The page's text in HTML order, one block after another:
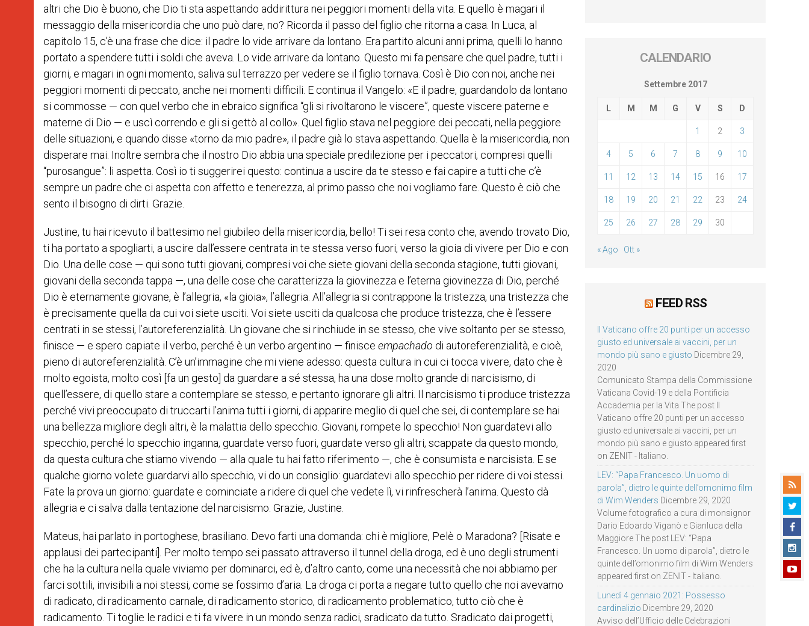
altri che Dio è buono, che Dio ti sta aspettando addirittura nei peggiori momenti della vita. E quello è magari il
messaggio della misericordia che uno può dare, no? Ricorda il passo del figlio che ritorna a casa. In Luca, al
capitolo 15, c’è una frase che dice: il padre lo vide arrivare da lontano. Era partito alcuni anni prima, quelli lo hanno
portato a spendere tutti i soldi che aveva. Lo vide arrivare da lontano. Questo mi fa pensare che quel padre, tutti i
giorni, e magari in ogni momento, saliva sul terrazzo per vedere se il figlio tornava. Così è Dio con noi, anche nei
peggiori momenti di peccato, anche nei momenti difficili. E continua il Vangelo: «E il padre, guardandolo da lontano
si commosse — con quel verbo che in ebraico significa “gli si rivoltarono le viscere”, queste viscere paterne e
materne di Dio — e uscì correndo e gli si gettò al collo». Quel figlio stava nel peggiore dei peccati, nella peggiore
delle situazioni, e quando disse «torno da mio padre», il padre già lo stava aspettando. Quella è la misericordia, non
disperare mai. Inoltre sembra che il nostro Dio abbia una speciale predilezione per i peccatori, compresi quelli
“purosangue”: li aspetta. Così io ti suggerirei questo: continua a uscire da te stesso e fai capire a tutti che c’è
sempre un padre che ci aspetta con affetto e tenerezza, al primo passo che noi vogliamo fare. Questo è ciò che
sento il bisogno di dirti. Grazie.
Justine, tu hai ricevuto il battesimo nel giubileo della misericordia, bello! Ti sei resa conto che, avendo trovato Dio,
ti ha portato a spogliarti, a uscire dall’essere centrata in te stessa verso fuori, verso la gioia di vivere per Dio e con
Dio. Una delle cose — qui sono tutti giovani, compresi voi che siete giovani della seconda stagione, tutti giovani,
giovani della seconda tappa —, una delle cose che caratterizza la giovinezza e l’eterna giovinezza di Dio, perché
Dio è eternamente giovane, è l’allegria, «la gioia», l’allegria. All’allegria si contrappone la tristezza, una tristezza che
è precisamente quella da cui voi siete usciti. Voi siete usciti da qualcosa che produce tristezza, che è l’essere
centrati in se stessi, l’autoreferenzialità. Un giovane che si rinchiude in se stesso, che vive soltanto per se stesso,
finisce — e spero capiate il verbo, perché è un verbo argentino — finisce empachado di autoreferenzialità, e cioè,
pieno di autoreferenzialità. C’è un’immagine che mi viene adesso: questa cultura in cui ci tocca vivere, dato che è
molto egoista, molto così [fa un gesto] da guardare a sé stessa, ha una dose molto grande di narcisismo, di
quell’essere, di quello stare a contemplare se stesso, e pertanto ignorare gli altri. Il narcisismo ti produce tristezza
perché vivi preoccupato di truccarti l’anima tutti i giorni, di apparire meglio di quel che sei, di contemplare se hai
una bellezza migliore degli altri, è la malattia dello specchio. Giovani, rompete lo specchio! Non guardatevi allo
specchio, perché lo specchio inganna, guardate verso fuori, guardate verso gli altri, scappate da questo mondo,
da questa cultura che stiamo vivendo — alla quale tu hai fatto riferimento —, che è consumista e narcisista. E se
qualche giorno volete guardarvi allo specchio, vi do un consiglio: guardatevi allo specchio per ridere di voi stessi.
Fate la prova un giorno: guardate e cominciate a ridere di quel che vedete lì, vi rinfrescherà l’anima. Questo dà
allegria e ci salva dalla tentazione del narcisismo. Grazie, Justine.
Mateus, hai parlato in portoghese, brasiliano. Devo farti una domanda: chi è migliore, Pelè o Maradona? [Risate e
applausi dei partecipanti]. Per molto tempo sei passato attraverso il tunnel della droga, ed è uno degli strumenti
che ha la cultura nella quale viviamo per dominarci, ed è, d’altro canto, come una necessità che noi abbiamo per
farci sottili, invisibili a noi stessi, come se fossimo d’aria. La droga ci porta a negare tutto quello che noi avevamo
di radicato, di radicamento carnale, di radicamento storico, di radicamento problematico, tutto ciò che è
radicamento. Ti toglie le radici e ti fa vivere in un mondo senza radici, sradicato da tutto. Sradicato dai progetti,
CALENDARIO
Settembre 2017
L M M G V S D
1 2 3
4 5 6 7 8 9 10
11 12 13 14 15 16 17
18 19 20 21 22 23 24
25 26 27 28 29 30
« Ago Ott »
FEED RSS
Il Vaticano offre 20 punti per un accesso
giusto ed universale ai vaccini, per un
mondo più sano e giusto Dicembre 29,
2020
Comunicato Stampa della Commissione
Vaticana Covid-19 e della Pontificia
Accademia per la Vita The post Il
Vaticano offre 20 punti per un accesso
giusto ed universale ai vaccini, per un
mondo più sano e giusto appeared first
on ZENIT - Italiano.
LEV: “Papa Francesco. Un uomo di
parola”, dietro le quinte dell’omonimo film
di Wim Wenders Dicembre 29, 2020
Volume fotografico a cura di monsignor
Dario Edoardo Viganò e Gianluca della
Maggiore The post LEV: “Papa
Francesco. Un uomo di parola”, dietro le
quinte dell’omonimo film di Wim Wenders
appeared first on ZENIT - Italiano.
Lunedì 4 gennaio 2021: Possesso
cardinalizio Dicembre 29, 2020
Avviso dell’Ufficio delle Celebrazioni